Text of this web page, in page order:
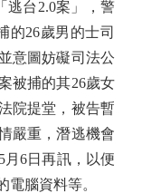
逃台2.0案」，警
的26歲男的士司
意圖妨礙司法公
被捕的其26歲女
院提堂，被告暫
嚴重，潛逃機會
6日再訊，以便
腦資料等。